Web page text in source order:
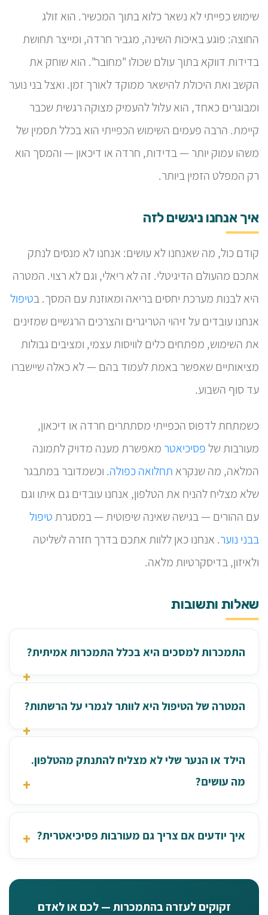
שימוש כפייתי לא נשאר כלוא בתוך המכשיר. הוא זולג
החוצה: פוגע באיכות השינה, מגביר חרדה, ומייצר תחושת
בדידות דווקא בתוך עולם שכולו "מחובר". הוא שוחק את
הקשב ואת היכולת להישאר ממוקד לאורך זמן. ואצל בני נוער
ומבוגרים כאחד, הוא עלול להעמיק מצוקה רגשית שכבר
קיימת. הרבה פעמים השימוש הכפייתי הוא בכלל תסמין של
משהו עמוק יותר — בדידות, חרדה או דיכאון — והמסך הוא
רק המפלט הזמין ביותר.
איך אנחנו ניגשים לזה
קודם כול, מה שאנחנו לא עושים: אנחנו לא מנסים לנתק
אתכם מהעולם הדיגיטלי. זה לא ריאלי, וגם לא רצוי. המטרה
היא לבנות מערכת יחסים בריאה ומאוזנת עם המסך. בטיפול
אנחנו עובדים על זיהוי הטריגרים והצרכים הרגשיים שמזינים
את השימוש, מפתחים כלים לוויסות עצמי, ומציבים גבולות
מציאותיים שאפשר באמת לעמוד בהם — לא כאלה שיישברו
עד סוף השבוע.
כשמתחת לדפוס הכפייתי מסתתרים חרדה או דיכאון,
מעורבות של פסיכיאטר מאפשרת מענה מדויק לתמונה
המלאה, מה שנקרא תחלואה כפולה. וכשמדובר במתבגר
שלא מצליח להניח את הטלפון, אנחנו עובדים גם איתו וגם
עם ההורים — בגישה שאינה שיפוטית — במסגרתטיפול
בבני נוער. אנחנו כאן ללוות אתכם בדרך חזרה לשליטה
ולאיזון, בדיסקרטיות מלאה.
שאלות ותשובות
התמכרות למסכים היא בכלל התמכרות אמיתית?
המטרה של הטיפול היא לוותר לגמרי על הרשתות?
הילד או הנער שלי לא מצליח להתנתק מהטלפון.
מה עושים?
איך יודעים אם צריך גם מעורבות פסיכיאטרית?
זקוקים לעזרה בהתמכרות — לכם או לאדם